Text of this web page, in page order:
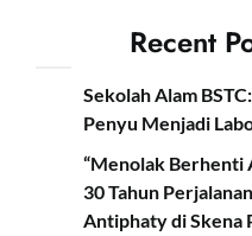
Recent
Sekolah Alam
Penyu Menjadi
“Menolak Berhenti
30 Tahun
Antiphaty di Skena